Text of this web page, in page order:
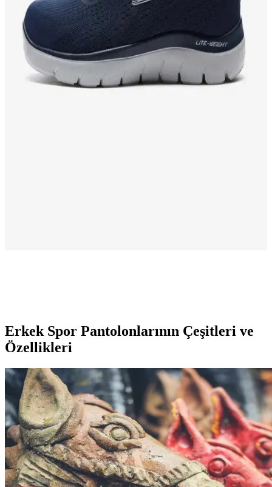
Adidas Runfalcon 5 ve Skechers Burst 2.0 erkek spor ayakkabıları,
hafifliği, konforu ve tasarımıyla öne çıkıyor. Kullanıcılar,
dayanıklılık ve şıklık açısından değerlendirmeler yapıyor.
Lumberjack Star 3Pr Erkek Outdoor Ayakkabı:
Dayanıklı ve Konforlu Trekking Ayakkabısı
Erkek Spor Pantolonlarının Çeşitleri ve
Özellikleri